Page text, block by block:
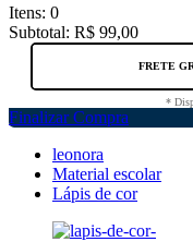
Itens: 0
Subtotal: R$ 99,00
FRETE
*
Finalizar Compra
leonora
Material escolar
Lápis de cor